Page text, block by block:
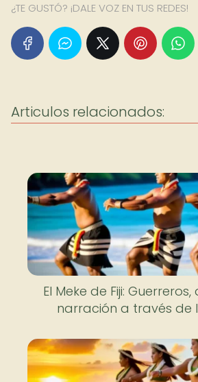
¿TE GUSTÓ? ¡DALE VOZ EN TUS REDES!
Articulos relacionados:
El Meke de Fiji:
narración a través de